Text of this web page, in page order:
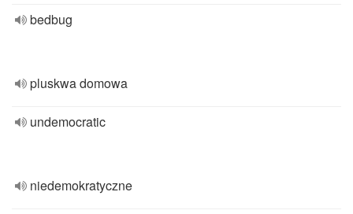
bedbug
pluskwa domowa
undemocratic
niedemokratyczne